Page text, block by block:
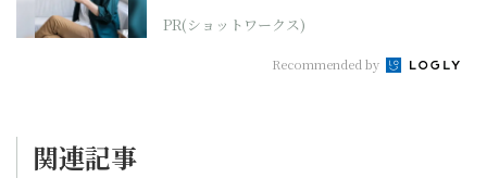
PR(ショットワークス)
Recommended by
関連記事